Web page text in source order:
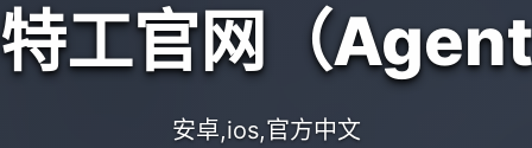
工官网（
安卓,ios,官方中文